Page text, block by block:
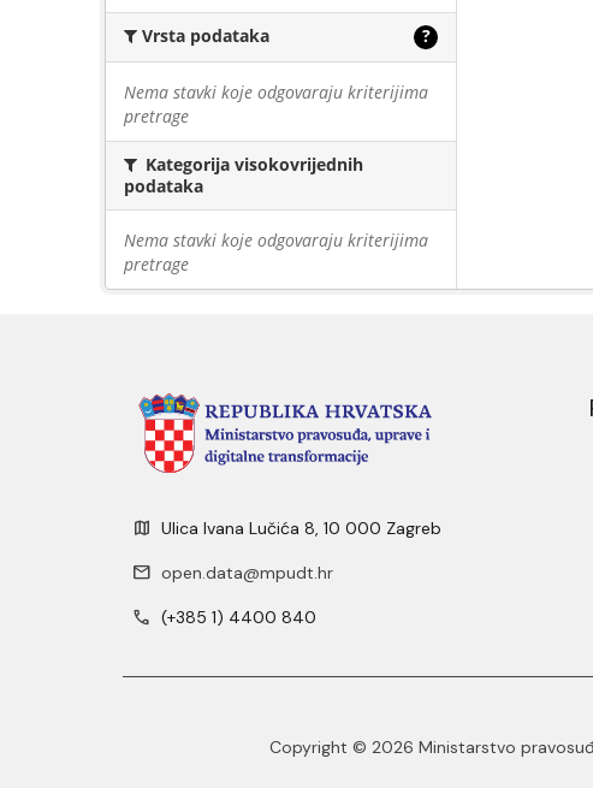
Vrsta podataka ?
Nema stavki koje odgovaraju kriterijima
pretrage
Kategorija visokovrijednih
podataka
Nema stavki koje odgovaraju kriterijima
pretrage